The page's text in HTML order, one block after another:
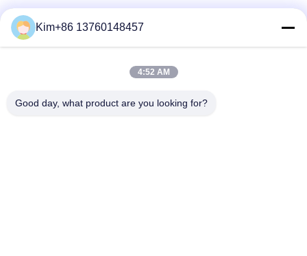
빠른 연락
TEL :
Kim+86 13760148457
4:52 AM
Good day, what product are you looking for?